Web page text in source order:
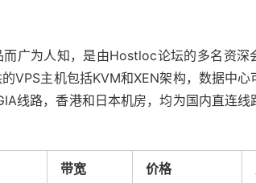
广为人知，是由Hostloc论坛的多名资深
VPS主机包括KVM和XEN架构，数据中心
线路，香港和日本机房，均为国内直连线
带宽 价格